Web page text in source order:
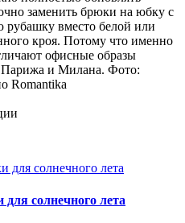
заменить брюки на юбку с
рубашку вместо белой или
кроя. Потому что именно
офисные образы
Парижа и Милана. Фото:
Romantika
солнечного лета